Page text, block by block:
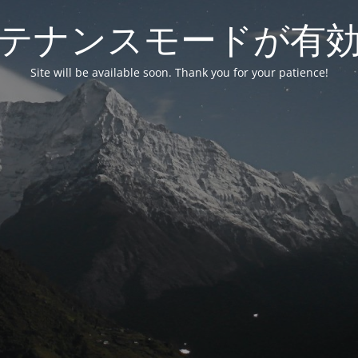
ナンスモードが有
Site will be available soon. Thank you for your patience!